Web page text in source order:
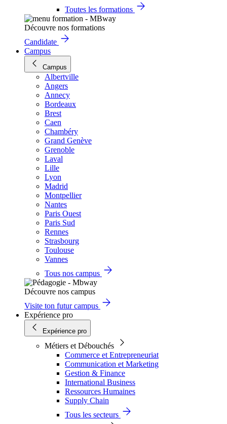
Toutes les formations
Découvre nos formations
Candidate
Campus
Campus
Albertville
Angers
Annecy
Bordeaux
Brest
Caen
Chambéry
Grand Genève
Grenoble
Laval
Lille
Lyon
Madrid
Montpellier
Nantes
Paris Ouest
Paris Sud
Rennes
Strasbourg
Toulouse
Vannes
Tous nos campus
Découvre nos campus
Visite ton futur campus
Expérience pro
Expérience pro
Métiers et Débouchés
Commerce et Entrepreneuriat
Communication et Marketing
Gestion & Finance
International Business
Ressources Humaines
Supply Chain
Tous les secteurs